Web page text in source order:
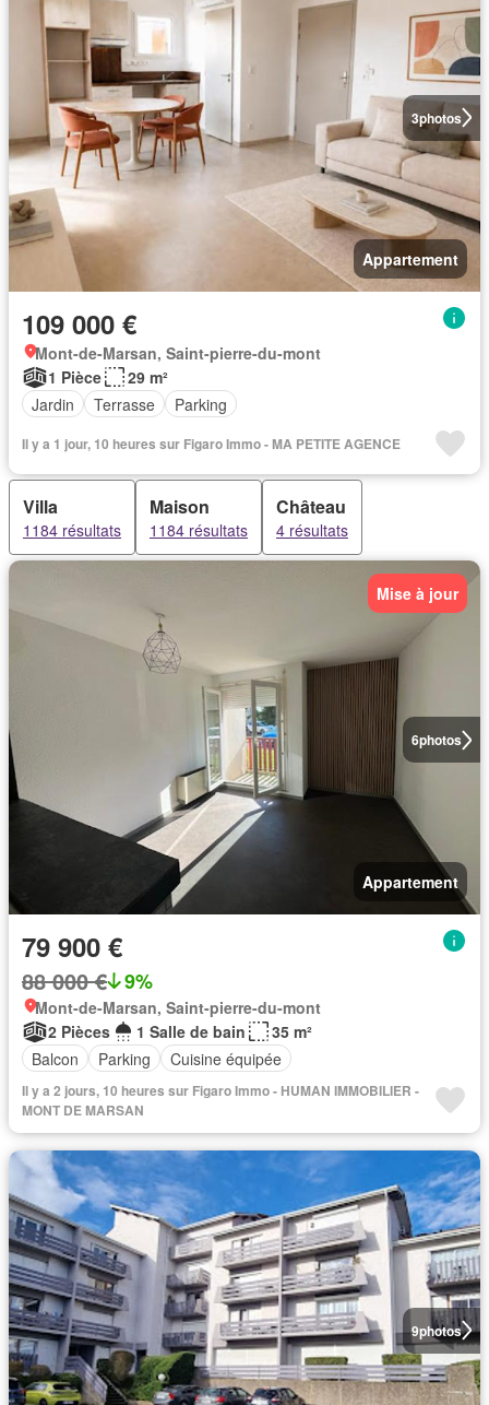
3photos
Appartement
109 000 €
Mont-de-Marsan, Saint-pierre-du-mont
1 Pièce
29 m²
Jardin
Terrasse Parking
Il y a 1 jour, 10 heures sur Figaro Immo - MA PETITE AGENCE
Villa
1184 résultats
Maison
1184 résultats
Château
4 résultats
6photos
Mise à jour
Appartement
79 900 €
88 000 € 9%
Mont-de-Marsan, Saint-pierre-du-mont
2 Pièces
1 Salle de bain
35 m²
Balcon
Parking Cuisine équipée
Il y a 2 jours, 10 heures sur Figaro Immo - HUMAN IMMOBILIER -
MONT DE MARSAN
9photos